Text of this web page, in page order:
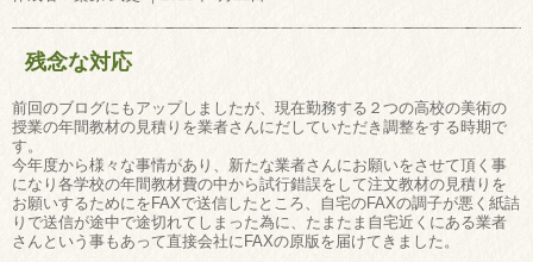
残念な対応
前回のブログにもアップしましたが、現在勤務する２つの高校の美術の
授業の年間教材の見積りを業者さんにだしていただき調整をする時期で
す。
今年度から様々な事情があり、新たな業者さんにお願いをさせて頂く事
になり各学校の年間教材費の中から試行錯誤をして注文教材の見積りを
お願いするためにをFAXで送信したところ、自宅のFAXの調子が悪く紙詰
りで送信が途中で途切れてしまった為に、たまたま自宅近くにある業者
さんという事もあって直接会社にFAXの原版を届けてきました。